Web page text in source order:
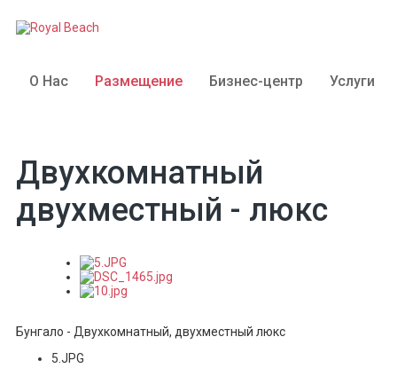
О Нас Размещение Бизнес-центр Услуги
Двухкомнатный
двухместный - люкс
Бунгало - Двухкомнатный, двухместный люкс
5.JPG